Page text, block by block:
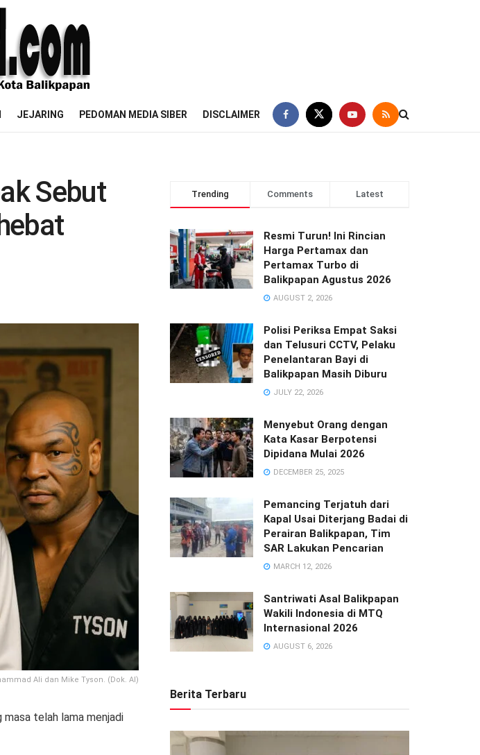
JEJARING PEDOMAN MEDIA SIBER DISCLAIMER
Sebut
Ali dan Mike Tyson. (Dok. AI)
telah lama menjadi
Trending Comments Latest
Resmi Turun! Ini Rincian
Harga Pertamax dan
Pertamax Turbo di
Balikpapan Agustus 2026
AUGUST 2, 2026
Polisi Periksa Empat Saksi
dan Telusuri CCTV, Pelaku
Penelantaran Bayi di
Balikpapan Masih Diburu
JULY 22, 2026
Menyebut Orang dengan
Kata Kasar Berpotensi
Dipidana Mulai 2026
DECEMBER 25, 2025
Pemancing Terjatuh dari
Kapal Usai Diterjang Badai di
Perairan Balikpapan, Tim
SAR Lakukan Pencarian
MARCH 12, 2026
Santriwati Asal Balikpapan
Wakili Indonesia di MTQ
Internasional 2026
AUGUST 6, 2026
Berita Terbaru